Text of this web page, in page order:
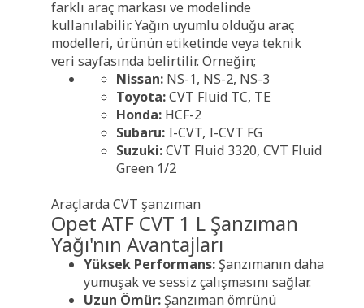
farklı araç markası ve modelinde
kullanılabilir. Yağın uyumlu olduğu araç
modelleri, ürünün etiketinde veya teknik
veri sayfasında belirtilir. Örneğin;
Nissan: NS-1, NS-2, NS-3
Toyota:CVT Fluid TC, TE
Honda: HCF-2
Subaru: I-CVT, I-CVT FG
Suzuki:CVT Fluid 3320, CVT Fluid
Green 1/2
Araçlarda CVT şanzıman
Opet ATF CVT 1 L Şanzıman
Yağı'nın Avantajları
Yüksek Performans:Şanzımanın daha
yumuşak ve sessiz çalışmasını sağlar.
Uzun Ömür:Şanzıman ömrünü